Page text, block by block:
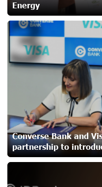
Ucom Supports
Shenavan, Lori
Unibank to Raffle a
Customer
Haik Kazazyan to
at the Closing
Energy
Converse Bank and
partnership to
3